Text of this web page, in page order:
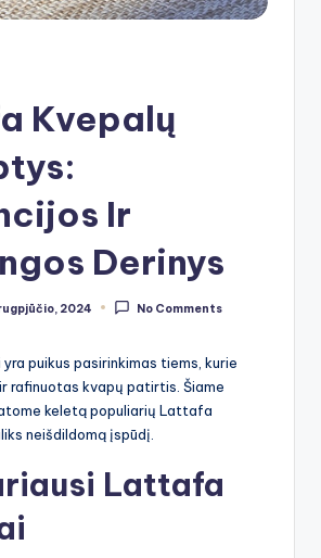
Kvepalų
Ir
Derinys
2024 No Comments
puikus pasirinkimas tiems, kurie
rafinuotas kvapų patirtis. Šiame
keletą populiarių Lattafa
neišdildomą įspūdį.
Lattafa